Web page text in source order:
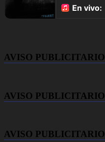
AVISO PUBLICITARIO
AVISO PUBLICITARIO
AVISO PUBLICITARIO